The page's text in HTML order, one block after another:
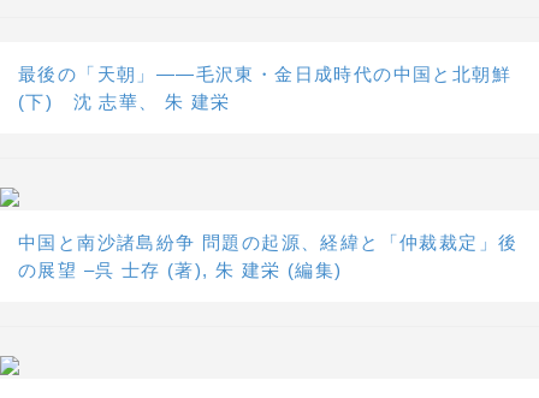
最後の「天朝」――毛沢東・金日成時代の中国と北朝鮮
(下) 沈 志華、 朱 建栄
中国と南沙諸島紛争 問題の起源、経緯と「仲裁裁定」後
の展望 –呉 士存 (著), 朱 建栄 (編集)